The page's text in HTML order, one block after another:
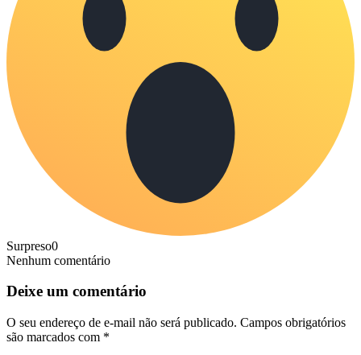
Surpreso0
Nenhum comentário
Deixe um comentário
O seu endereço de e-mail não será publicado. Campos obrigatórios
são marcados com *